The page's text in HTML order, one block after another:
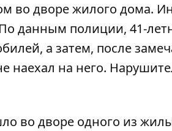
во дворе жилого дома.
данным полиции, 41-
а затем, после
наехал на него.
во дворе одного из